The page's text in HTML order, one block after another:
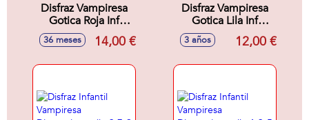
Disfraz Vampiresa
Gotica Roja Inf
Infantil Talla L 8-10
Años
36 meses 14,00 €
Disfraz Vampiresa
Gotica Lila Inf
Infantil Talla 5-7
Años
3 años 12,00 €